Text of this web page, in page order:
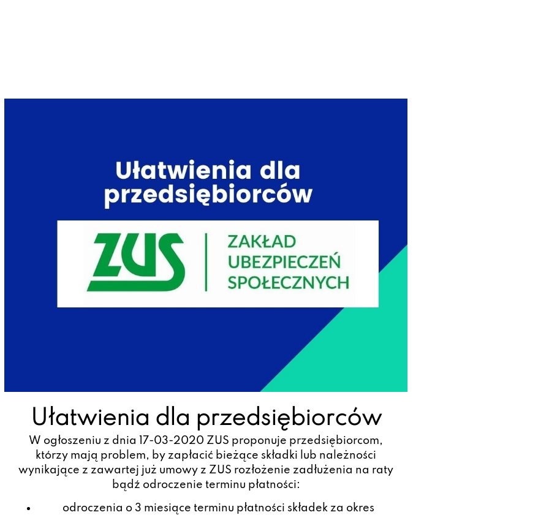
Ułatwienia dla przedsiębiorców
W ogłoszeniu z dnia 17-03-2020 ZUS proponuje przedsiębiorcom,
którzy mają problem, by zapłacić bieżące składki lub należności
wynikające z zawartej już umowy z ZUS rozłożenie zadłużenia na raty
bądź odroczenie terminu płatności:
odroczenia o 3 miesiące terminu płatności składek za okres